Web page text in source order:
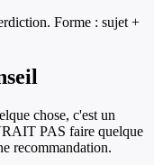
Forme : sujet +
chose, c'est un
PAS faire quelque
recommandation.